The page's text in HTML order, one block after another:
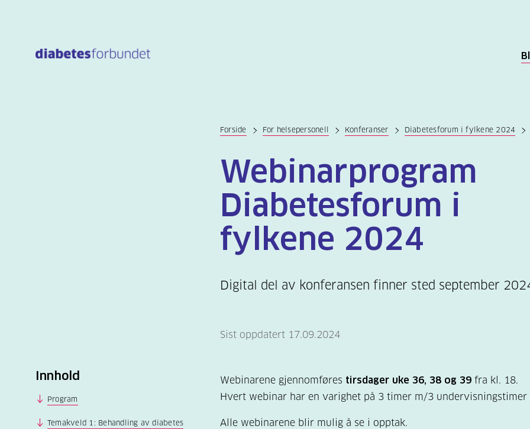
Forside For helsepersonell Konferanser Diabetesforum i fylkene 2024
Webinarprogram
Diabetesforum i
fylkene 2024
Digital del av konferansen finner sted september
Sist oppdatert 17.09.2024
Innhold
Program
Temakveld 1: Behandling av diabetes
Webinarene gjennomføres tirsdager uke 36, 38 og 39 fra kl. 18.
Hvert webinar har en varighet på 3 timer m/3 undervisningstimer
Alle webinarene blir mulig å se i opptak.